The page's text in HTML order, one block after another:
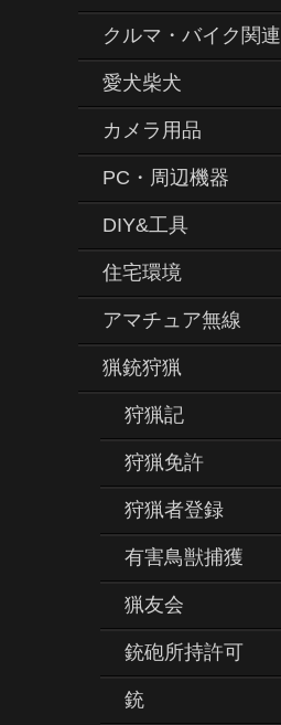
クルマ・バイク関連
愛犬柴犬
カメラ用品
PC・周辺機器
DIY&工具
住宅環境
アマチュア無線
猟銃狩猟
狩猟記
狩猟免許
狩猟者登録
有害鳥獣捕獲
猟友会
銃砲所持許可
銃